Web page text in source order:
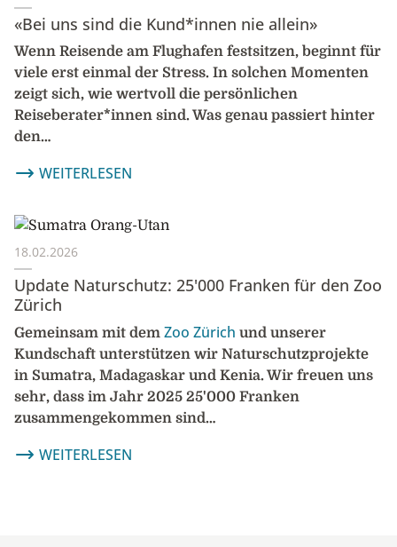
«Bei uns sind die Kund*innen nie allein»
Wenn Reisende am Flughafen festsitzen, beginnt für
viele erst einmal der Stress. In solchen Momenten
zeigt sich, wie wertvoll die persönlichen
Reiseberater*innen sind. Was genau passiert hinter
den…
WEITERLESEN
18.02.2026
Update Naturschutz: 25'000 Franken für den Zoo
Zürich
Gemeinsam mit dem Zoo Zürich und unserer
Kundschaft unterstützen wir Naturschutzprojekte
in Sumatra, Madagaskar und Kenia. Wir freuen uns
sehr, dass im Jahr 2025 25'000 Franken
zusammengekommen sind…
WEITERLESEN